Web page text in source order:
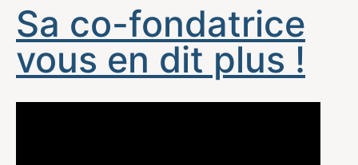
Sa co-fondatrice
vous en dit plus !